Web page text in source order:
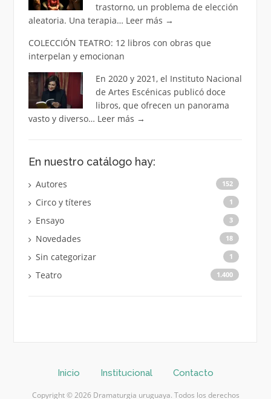
trastorno, un problema de elección
aleatoria. Una terapia… Leer más →
COLECCIÓN TEATRO: 12 libros con obras que
interpelan y emocionan
En 2020 y 2021, el Instituto Nacional
de Artes Escénicas publicó doce
libros, que ofrecen un panorama
vasto y diverso… Leer más →
En nuestro catálogo hay:
Autores 152
Circo y títeres 1
Ensayo 3
Novedades 18
Sin categorizar 1
Teatro 1.400
Inicio Institucional Contacto
Copyright © 2026 Dramaturgia uruguaya. Todos los derechos